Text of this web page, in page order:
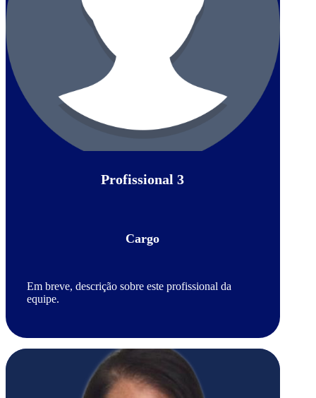
Profissional 3
Cargo
Em breve, descrição sobre este profissional da
equipe.